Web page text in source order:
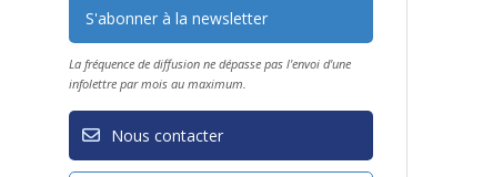
La fréquence de diffusion ne dépasse pas l'envoi d'une
infolettre par mois au maximum.
Nous contacter